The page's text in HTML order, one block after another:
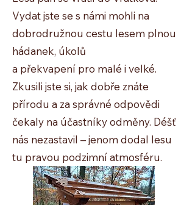
Vydat jste se s námi mohli na
dobrodružnou cestu lesem plnou
hádanek, úkolů
a překvapení pro malé i velké.
Zkusili jste si, jak dobře znáte
přírodu a za správné odpovědi
čekaly na účastníky odměny. Déšť
nás nezastavil – jenom dodal lesu
tu pravou podzimní atmosféru.